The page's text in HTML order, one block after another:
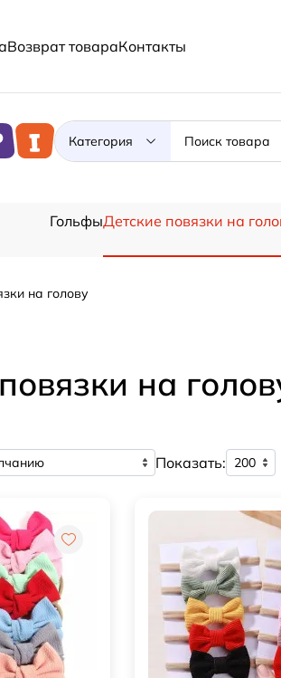
Возврат товараКонтакты
Категория
ГольфыДетские повязки на
на голову
на
Показать: